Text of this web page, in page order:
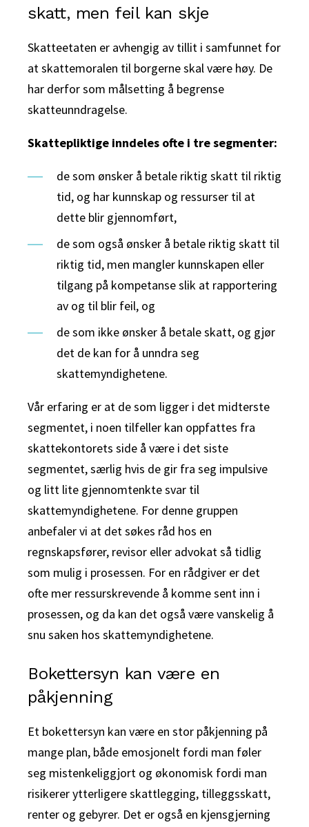
skatt, men feil kan skje
Skatteetaten er avhengig av tillit i samfunnet for
at skattemoralen til borgerne skal være høy. De
har derfor som målsetting å begrense
skatteunndragelse.
Skattepliktige inndeles ofte i tre segmenter:
de som ønsker å betale riktig skatt til riktig
tid, og har kunnskap og ressurser til at
dette blir gjennomført,
de som også ønsker å betale riktig skatt til
riktig tid, men mangler kunnskapen eller
tilgang på kompetanse slik at rapportering
av og til blir feil, og
de som ikke ønsker å betale skatt, og gjør
det de kan for å unndra seg
skattemyndighetene.
Vår erfaring er at de som ligger i det midterste
segmentet, i noen tilfeller kan oppfattes fra
skattekontorets side å være i det siste
segmentet, særlig hvis de gir fra seg impulsive
og litt lite gjennomtenkte svar til
skattemyndighetene. For denne gruppen
anbefaler vi at det søkes råd hos en
regnskapsfører, revisor eller advokat så tidlig
som mulig i prosessen. For en rådgiver er det
ofte mer ressurskrevende å komme sent inn i
prosessen, og da kan det også være vanskelig å
snu saken hos skattemyndighetene.
Bokettersyn kan være en
påkjenning
Et bokettersyn kan være en stor påkjenning på
mange plan, både emosjonelt fordi man føler
seg mistenkeliggjort og økonomisk fordi man
risikerer ytterligere skattlegging, tilleggsskatt,
renter og gebyrer. Det er også en kjensgjerning